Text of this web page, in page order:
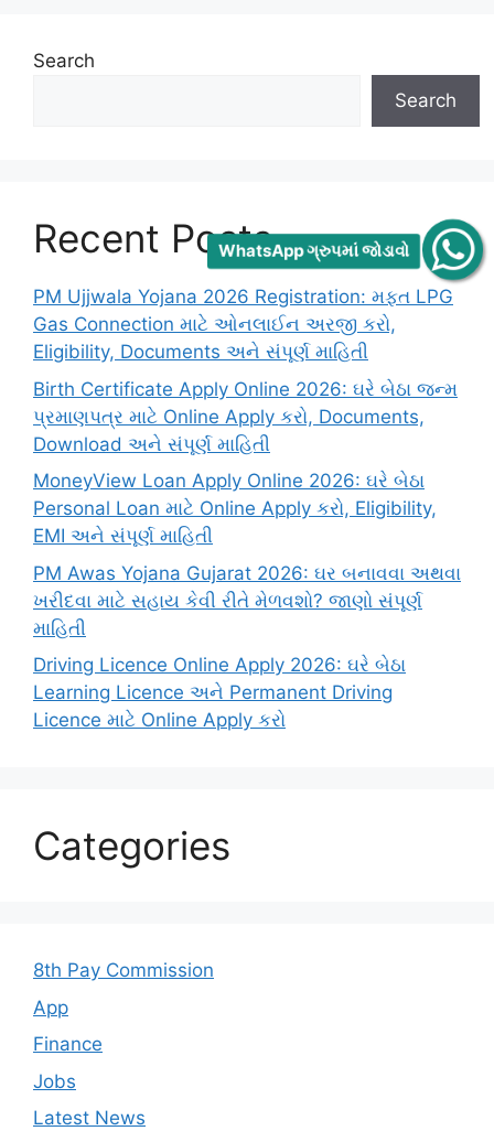
Search
Search
Recent Posts
PM Ujjwala Yojana 2026 Registration: મફત LPG
Gas Connection માટે ઓનલાઈન અરજી કરો,
Eligibility, Documents અને સંપૂર્ણ માહિતી
Birth Certificate Apply Online 2026: ઘરે બેઠા જન્મ
પ્રમાણપત્ર માટે Online Apply કરો, Documents,
Download અને સંપૂર્ણ માહિતી
MoneyView Loan Apply Online 2026: ઘરે બેઠા
Personal Loan માટે Online Apply કરો, Eligibility,
EMI અને સંપૂર્ણ માહિતી
PM Awas Yojana Gujarat 2026: ઘર બનાવવા અથવા
ખરીદવા માટે સહાય કેવી રીતે મેળવશો? જાણો સંપૂર્ણ
માહિતી
Driving Licence Online Apply 2026: ઘરે બેઠા
Learning Licence અને Permanent Driving
Licence માટે Online Apply કરો
Categories
8th Pay Commission
App
Finance
Jobs
Latest News
WhatsApp ગ્રુપમાં જોડાવો